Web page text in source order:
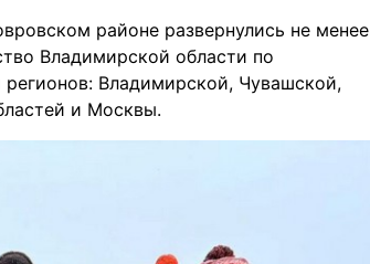
районе развернулись не менее
Владимирской области по
Владимирской, Чувашской,
и Москвы.